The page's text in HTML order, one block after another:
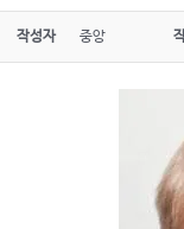
작성자 중앙